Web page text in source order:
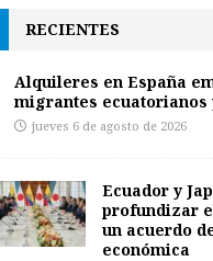
RECIENTES
Alquileres en España
migrantes ecuatorianos
jueves 6 de agosto de 2026
Ecuador y
profundizar
un acuerdo
económica